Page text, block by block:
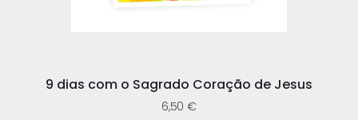
9 dias com o Sagrado Coração de Jesus
6,50€